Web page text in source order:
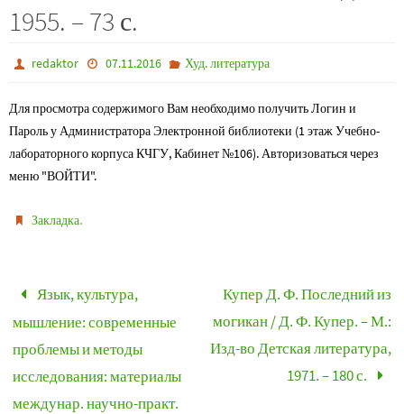
1955. – 73 с.
redaktor 07.11.2016 Худ. литература
Для просмотра содержимого Вам необходимо получить Логин и
Пароль у Администратора Электронной библиотеки (1 этаж Учебно-
лабораторного корпуса КЧГУ, Кабинет №106). Авторизоваться через
меню "ВОЙТИ".
Закладка.
Язык, культура,
мышление: современные
проблемы и методы
исследования: материалы
междунар. научно-практ.
Купер Д. Ф. Последний из
могикан / Д. Ф. Купер. – М.:
Изд-во Детская литература,
1971. – 180 с.